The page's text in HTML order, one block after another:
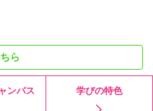
ら
ンパス 学びの特色